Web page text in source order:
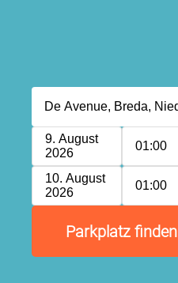
9. August
2026
01:00
10. August
2026
01:00
Parkplatz finden